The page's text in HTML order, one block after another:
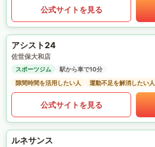
公式サイトを見る
アシスト24
佐世保大和店
スポーツジム
駅から車で10分
隙間時間を活用したい人
運動不足を解消したい人
公式サイトを見る
ルネサンス